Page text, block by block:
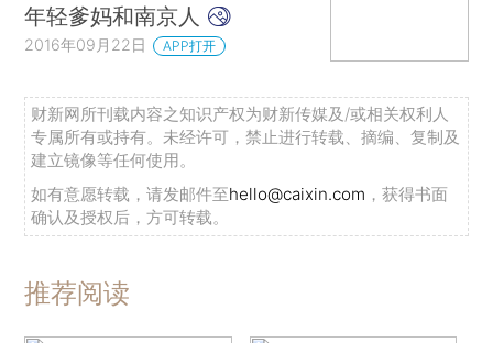
年轻爹妈和南京人
2016年09月22日 APP打开
财新网所刊载内容之知识产权为财新传媒及/或相关权利人
专属所有或持有。未经许可，禁止进行转载、摘编、复制及
建立镜像等任何使用。
如有意愿转载，请发邮件至hello@caixin.com ，获得书面
确认及授权后，方可转载。
推荐阅读